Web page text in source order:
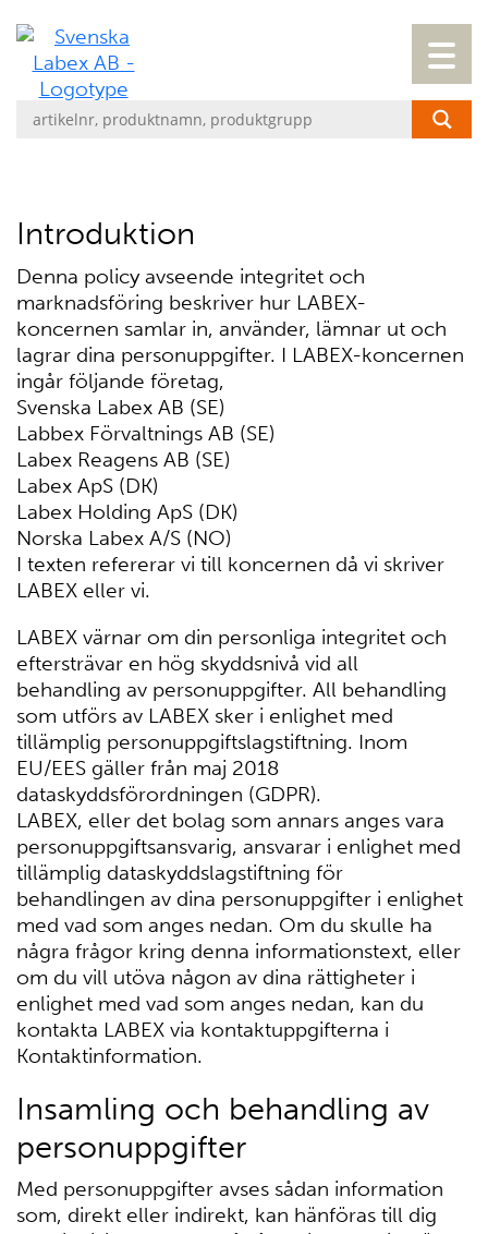
Introduktion
Denna policy avseende integritet och
marknadsföring beskriver hur LABEX-
koncernen samlar in, använder, lämnar ut och
lagrar dina personuppgifter. I LABEX-koncernen
ingår följande företag,
Svenska Labex AB (SE)
Labbex Förvaltnings AB (SE)
Labex Reagens AB (SE)
Labex ApS (DK)
Labex Holding ApS (DK)
Norska Labex A/S (NO)
I texten refererar vi till koncernen då vi skriver
LABEX eller vi.
LABEX värnar om din personliga integritet och
eftersträvar en hög skyddsnivå vid all
behandling av personuppgifter. All behandling
som utförs av LABEX sker i enlighet med
tillämplig personuppgiftslagstiftning. Inom
EU/EES gäller från maj 2018
dataskyddsförordningen (GDPR).
LABEX, eller det bolag som annars anges vara
personuppgiftsansvarig, ansvarar i enlighet med
tillämplig dataskyddslagstiftning för
behandlingen av dina personuppgifter i enlighet
med vad som anges nedan. Om du skulle ha
några frågor kring denna informationstext, eller
om du vill utöva någon av dina rättigheter i
enlighet med vad som anges nedan, kan du
kontakta LABEX via kontaktuppgifterna i
Kontaktinformation.
Insamling och behandling av
personuppgifter
Med personuppgifter avses sådan information
som, direkt eller indirekt, kan hänföras till dig